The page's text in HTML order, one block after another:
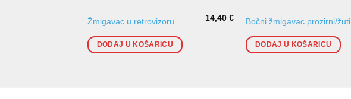
Žmigavac u retrovizoru 14,40€
DODAJ U KOŠARICU
Bočni žmigavac prozirni/žuti
DODAJ U KOŠARICU